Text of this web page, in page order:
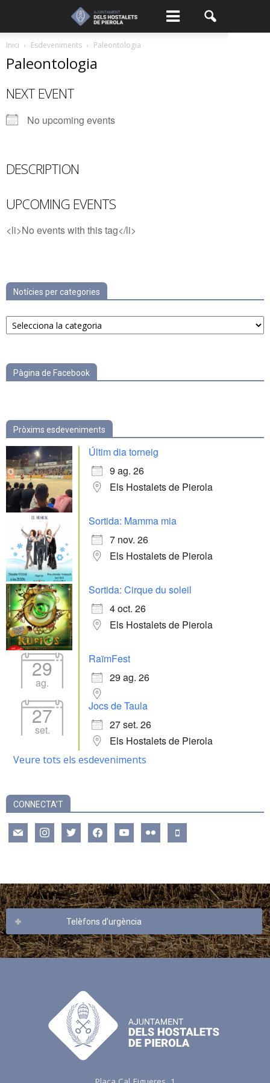
Inici Esdeveniments Paleontologia
Paleontologia
NEXT EVENT
No upcoming events
DESCRIPTION
UPCOMING EVENTS
<li>No events with this tag</li>
Notícies per categories
Notícies
per
Pàgina de Facebook
Pròxims esdeveniments
Últim dia torneig
9 ag. 26
Els Hostalets de Pierola
Sortida: Mamma mia
7 nov. 26
Els Hostalets de Pierola
Sortida: Cirque du soleil
4 oct. 26
Els Hostalets de Pierola
29
ag.
RaïmFest
29 ag. 26
27
set.
Jocs de Taula
27 set. 26
Els Hostalets de Pierola
Veure tots els esdeveniments
CONNECTA’T
mail instagramtwitter facebookyoutube flickr mobile
Telèfons d’urgència